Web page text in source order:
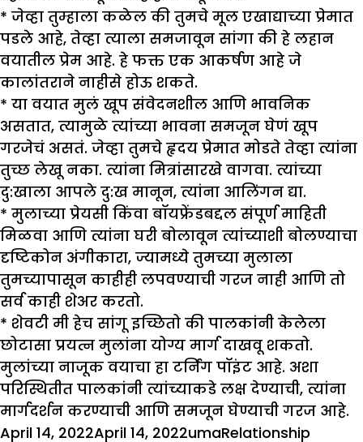
* जेव्हा तुम्हाला कळेल की तुमचे मूल एखाद्याच्या प्रेमात
पडले आहे, तेव्हा त्याला समजावून सांगा की हे लहान
वयातील प्रेम आहे. हे फक्त एक आकर्षण आहे जे
कालांतराने नाहीसे होऊ शकते.
* या वयात मुलं खूप संवेदनशील आणि भावनिक
असतात, त्यामुळे त्यांच्या भावना समजून घेणं खूप
गरजेचं असतं. जेव्हा तुमचे हृदय प्रेमात मोडते तेव्हा त्यांना
तुच्छ लेखू नका. त्यांना मित्रांसारखे वागवा. त्यांच्या
दु:खाला आपले दु:ख मानून, त्यांना आलिंगन द्या.
* मुलाच्या प्रेयसी किंवा बॉयफ्रेंडबद्दल संपूर्ण माहिती
मिळवा आणि त्यांना घरी बोलावून त्यांच्याशी बोलण्याचा
दृष्टिकोन अंगीकारा, ज्यामध्ये तुमच्या मुलाला
तुमच्यापासून काहीही लपवण्याची गरज नाही आणि तो
सर्व काही शेअर करतो.
* शेवटी मी हेच सांगू इच्छितो की पालकांनी केलेला
छोटासा प्रयत्न मुलांना योग्य मार्ग दाखवू शकतो.
मुलांच्या नाजूक वयाचा हा टर्निंग पॉइंट आहे. अशा
परिस्थितीत पालकांनी त्यांच्याकडे लक्ष देण्याची, त्यांना
मार्गदर्शन करण्याची आणि समजून घेण्याची गरज आहे.
Posted
April 14, 2022April 14, 2022Author
umaCategories
Relationship